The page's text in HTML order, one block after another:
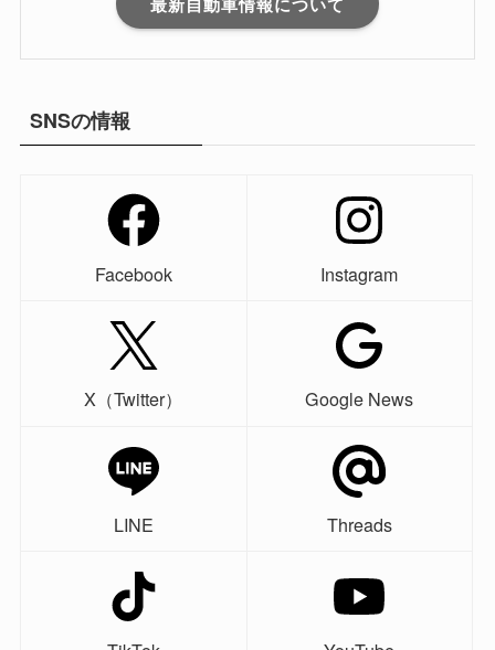
SNSの情報
Facebook Instagram
X（Twitter） Google News
LINE Threads